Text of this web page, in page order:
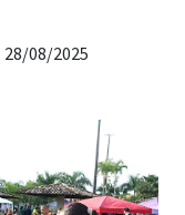
28/08/2025